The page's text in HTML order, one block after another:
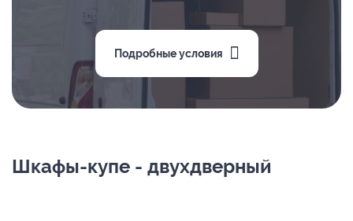
Подробные условия
Шкафы-купе - двухдверный